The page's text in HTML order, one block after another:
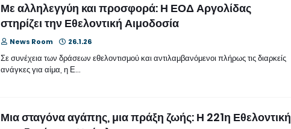
Με αλληλεγγύη και προσφορά: Η ΕΟΔ Αργολίδας
στηρίζει την Εθελοντική Αιμοδοσία
News Room 26.1.26
Σε συνέχεια των δράσεων εθελοντισμού και αντιλαμβανόμενοι πλήρως τις διαρκείς
ανάγκες για αίμα, η Ε…
Μια σταγόνα αγάπης, μια πράξη ζωής: Η 221η Εθελοντική